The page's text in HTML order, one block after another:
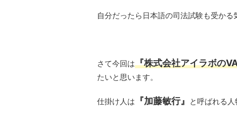
自分だったら日本語の司法試験も受かる
さて今回は『株式会社アイラボの
たいと思います。
仕掛け人は 『加藤敏行』 と呼ばれる人